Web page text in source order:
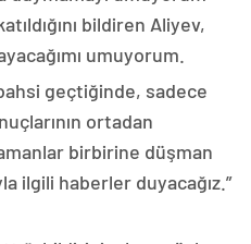
bildiren Aliyev,
umuyorum.
geçtiğinde, sadece
ortadan
birbirine düşman
ilgili haberler duyacağız.”